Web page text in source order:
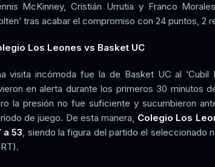
McKinney, Cristián Urrutia y Franco
tras acabar el compromiso con 24 puntos, 2
Los Leones vs Basket UC
visita incómoda fue la de Basket UC al ‘Cubil
en alerta durante los primeros 30 minutos
la presión no fue suficiente y sucumbieron
de juego. De esta manera, Colegio Los
a 53, siendo la figura del partido el seleccionado